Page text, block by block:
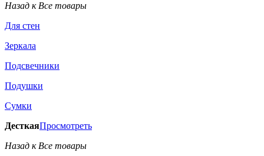
Назад к Все товары
Для стен
Зеркала
Подсвечники
Подушки
Сумки
ДесткаяПросмотреть
Назад к Все товары